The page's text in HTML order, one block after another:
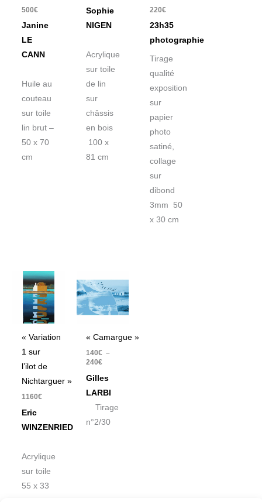
500€
Janine
LE
CANN
Huile au
couteau
sur toile
lin brut –
50 x 70
cm
Sophie
NIGEN
Acrylique
sur toile
de lin
sur
châssis
en bois
100 x
81 cm
220€
23h35
photographie
Tirage
qualité
exposition
sur
papier
photo
satiné,
collage
sur
dibond
3mm 50
x 30 cm
« Variation
1 sur
l’ilot de
Nichtarguer »
1160€
Eric
WINZENRIED
Acrylique
sur toile
55 x 33
« Camargue »
140€ –
240€
de
prix :
140€
à
Gilles
LARBI
Tirage
n°2/30